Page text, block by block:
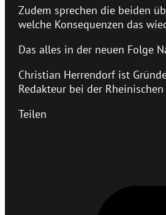
Zudem sprechen die beiden
welche Konsequenzen das
Das alles in der neuen Folge
Christian Herrendorf ist
Redakteur bei der
Teilen